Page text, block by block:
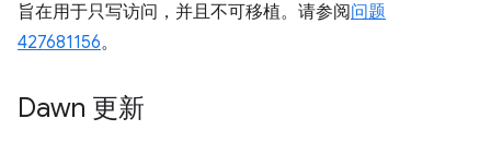
旨在用于只写访问，并且不可移植。请参阅问题
427681156。
Dawn 更新